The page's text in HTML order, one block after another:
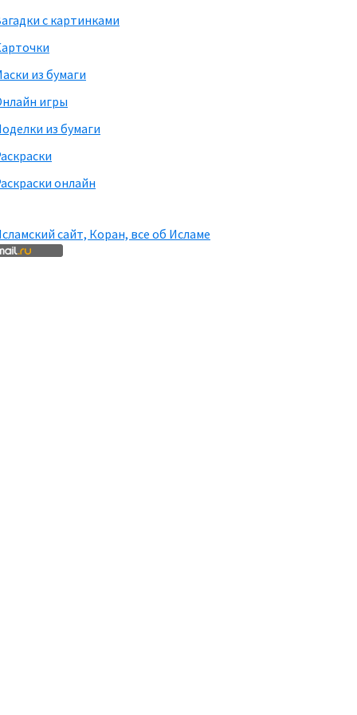
с картинками
из бумаги
игры
из бумаги
онлайн
сайт, Коран, все об Исламе